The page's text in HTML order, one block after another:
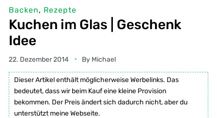
Backen, Rezepte
Kuchen im Glas | Geschenk
Idee
22. Dezember 2014 By Michael
Dieser Artikel enthält möglicherweise Werbelinks. Das
bedeutet, dass wir beim Kauf eine kleine Provision
bekommen. Der Preis ändert sich dadurch nicht, aber du
unterstützt meine Webseite.